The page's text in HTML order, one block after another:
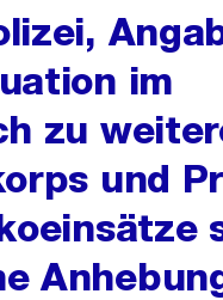
im
zu
und